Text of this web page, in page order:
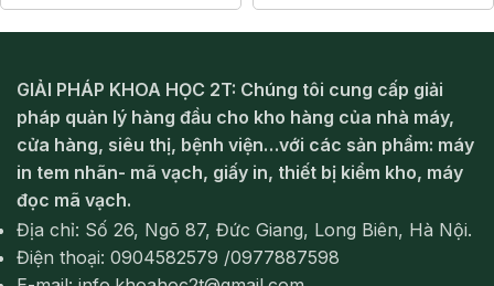
GIẢI PHÁP KHOA HỌC 2T: Chúng tôi cung cấp giải
pháp quản lý hàng đầu cho kho hàng của nhà máy,
cửa hàng, siêu thị, bệnh viện…với các sản phẩm: máy
in tem nhãn- mã vạch, giấy in, thiết bị kiểm kho, máy
đọc mã vạch.
Địa chỉ: Số 26, Ngõ 87, Đức Giang, Long Biên, Hà Nội.
Điện thoại: 0904582579 /0977887598